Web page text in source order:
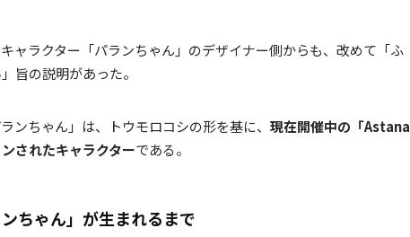
ャラクター「パランちゃん」のデザイナー側からも、改めて「ふ
旨の説明があった。
ンちゃん」は、トウモロコシの形を基に、 現在開催中の「Astana
されたキャラクターである。
ちゃん」が生まれるまで